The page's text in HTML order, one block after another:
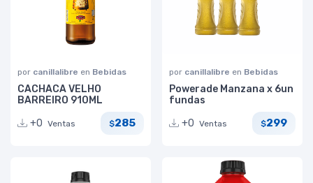
por canillalibre en Bebidas
CACHACA VELHO
BARREIRO 910ML
+0 Ventas $285
por canillalibre en Bebidas
Powerade Manzana x 6un
fundas
+0 Ventas $299